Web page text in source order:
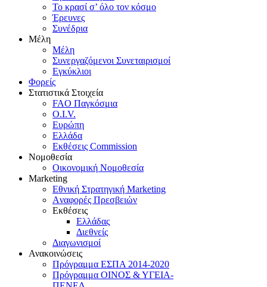
To κρασί σ’ όλο τον κόσμο
Έρευνες
Συνέδρια
Μέλη
Mέλη
Συνεργαζόμενοι Συνεταιρισμοί
Εγκύκλιοι
Φορείς
Στατιστικά Στοιχεία
FAO Παγκόσμια
O.I.V.
Ευρώπη
Ελλάδα
Eκθέσεις Commission
Νομοθεσία
Οικονομική Νομοθεσία
Marketing
Eθνική Στρατηγική Marketing
Aναφορές Πρεσβειών
Eκθέσεις
Eλλάδας
Διεθνείς
Διαγωνισμοί
Ανακοινώσεις
Πρόγραμμα ΕΣΠΑ 2014-2020
Πρόγραμμα ΟΙΝΟΣ & ΥΓΕΙΑ-